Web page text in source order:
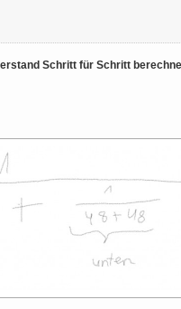
Schritt für Schritt